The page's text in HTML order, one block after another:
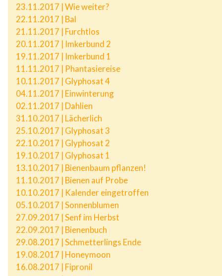
23.11.2017 | Wie weiter?
22.11.2017 | Bal
21.11.2017 | Furchtlos
20.11.2017 | Imkerbund 2
19.11.2017 | Imkerbund 1
11.11.2017 | Phantasiereise
10.11.2017 | Glyphosat 4
04.11.2017 | Einwinterung
02.11.2017 | Dahlien
31.10.2017 | Lächerlich
25.10.2017 | Glyphosat 3
22.10.2017 | Glyphosat 2
19.10.2017 | Glyphosat 1
13.10.2017 | Bienenbaum pflanzen!
11.10.2017 | Bienen auf Probe
10.10.2017 | Kalender eingetroffen
05.10.2017 | Sonnenblumen
27.09.2017 | Senf im Herbst
22.09.2017 | Bienenbuch
29.08.2017 | Schmetterlings Ende
19.08.2017 | Honeymoon
16.08.2017 | Fipronil